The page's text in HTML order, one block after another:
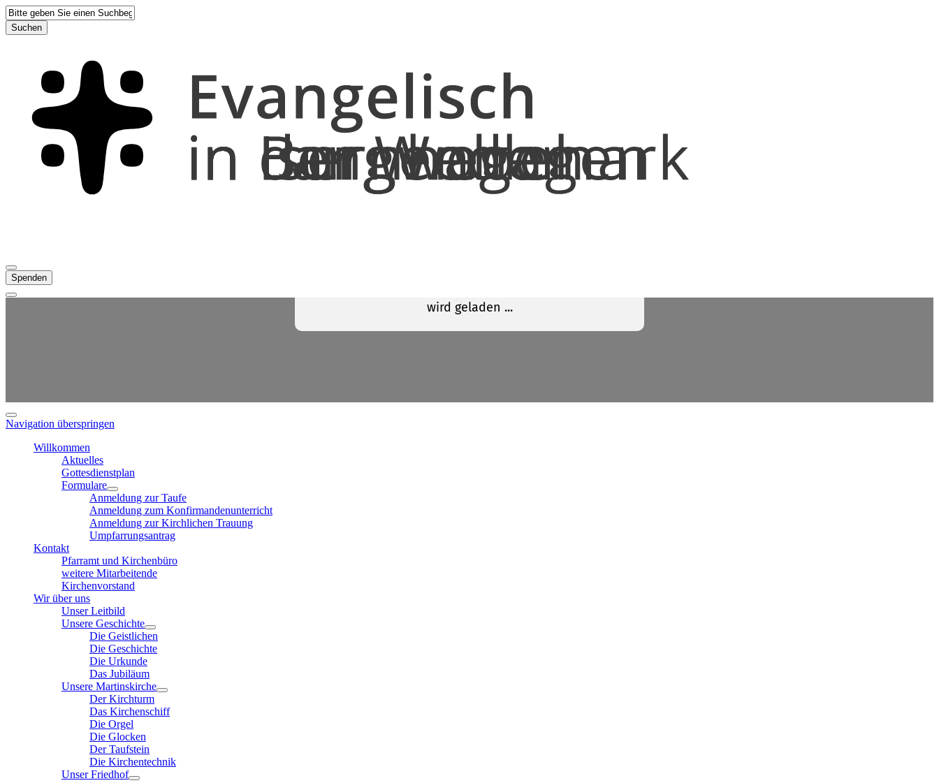
Suchen
Spenden
Navigation überspringen
Willkommen
Aktuelles
Gottesdienstplan
Formulare
Anmeldung zur Taufe
Anmeldung zum Konfirmandenunterricht
Anmeldung zur Kirchlichen Trauung
Umpfarrungsantrag
Kontakt
Pfarramt und Kirchenbüro
weitere Mitarbeitende
Kirchenvorstand
Wir über uns
Unser Leitbild
Unsere Geschichte
Die Geistlichen
Die Geschichte
Die Urkunde
Das Jubiläum
Unsere Martinskirche
Der Kirchturm
Das Kirchenschiff
Die Orgel
Die Glocken
Der Taufstein
Die Kirchentechnik
Unser Friedhof